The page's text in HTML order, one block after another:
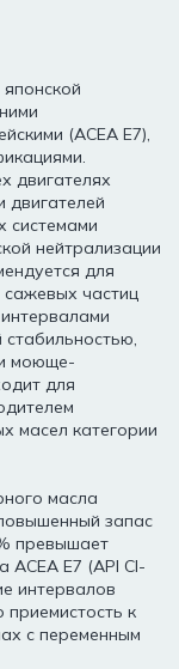
(ACEA E7),
двигателях
двигателей
системами
нейтрализации
для
частиц
моюще-
для
масел категории
масла
запас
превышает
АСЕА Е7 (API CI-
интервалов
к
с переменным